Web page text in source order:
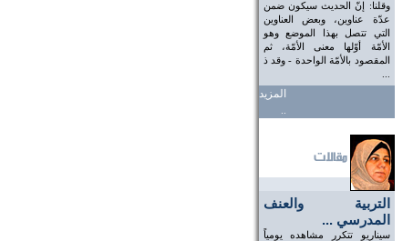
وقلنا: إنّ الحديث سيكون ضمن
عدّة عناوين، وبعض العناوين
التي تتصل بهذا الموضع وهو
الأمّة أوّلها معنى الأمّة، ثم
المقصود بالأمّة الواحدة - وقد ذ
المزيد
..
التربية والعنف
المدرسي ...
سيناريو تتكرر مشاهده يومياً